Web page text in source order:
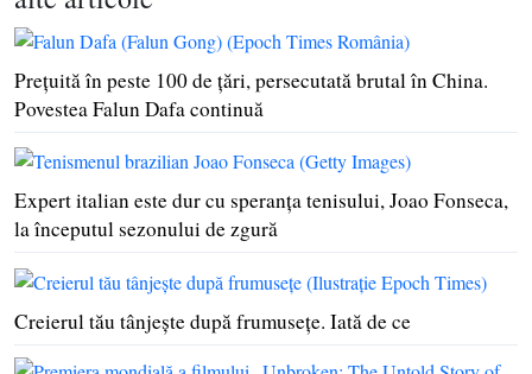
Preţuită în peste 100 de ţări, persecutată brutal în China.
Povestea Falun Dafa continuă
Expert italian este dur cu speranţa tenisului, Joao Fonseca,
la începutul sezonului de zgură
Creierul tău tânjeşte după frumuseţe. Iată de ce